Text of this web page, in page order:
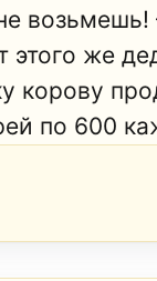
этого же
корову
по 600